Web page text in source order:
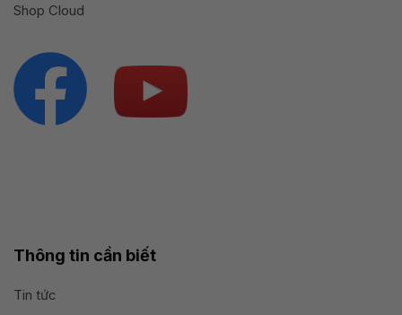
Shop Cloud
Thông tin cần biết
Tin tức